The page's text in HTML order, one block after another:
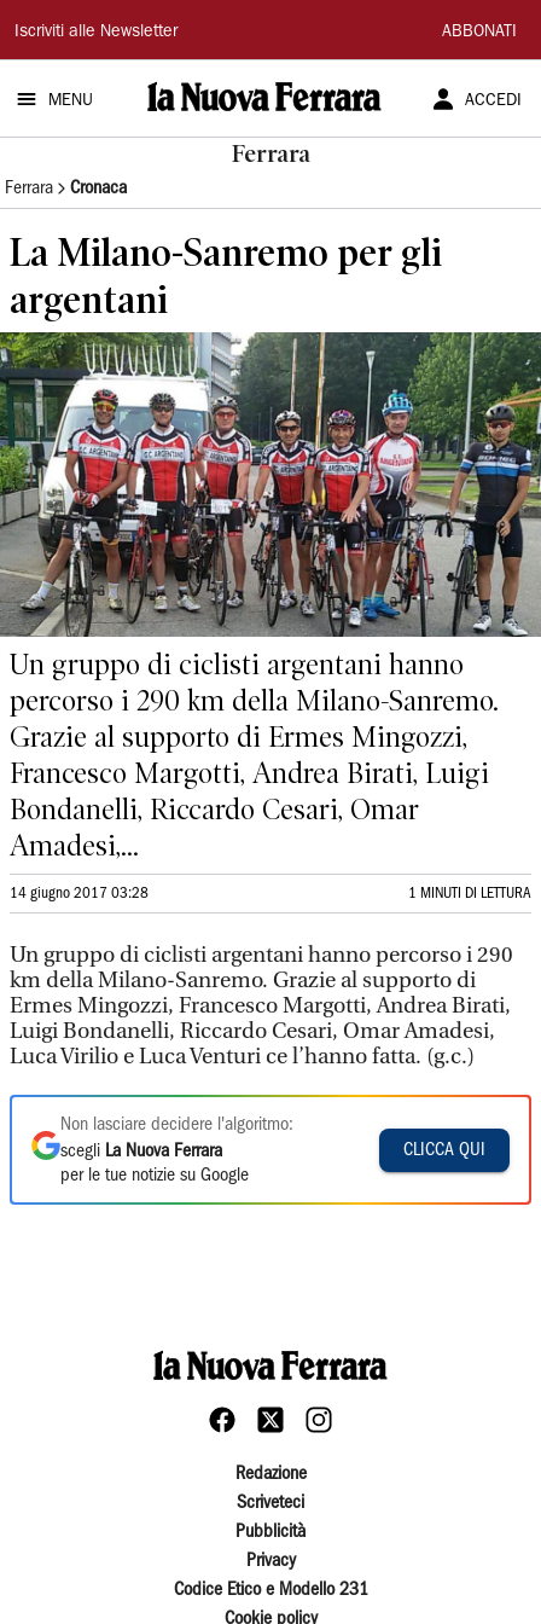
La
Nuova
Ferrara
Iscriviti alle Newsletter ABBONATI
MENU ACCEDI
Ferrara
Ferrara Cronaca
La Milano-Sanremo per gli
argentani
Un gruppo di ciclisti argentani hanno
percorso i 290 km della Milano-Sanremo.
Grazie al supporto di Ermes Mingozzi,
Francesco Margotti, Andrea Birati, Luigi
Bondanelli, Riccardo Cesari, Omar
Amadesi,...
14 giugno 2017 03:28 1 MINUTI DI LETTURA
Un gruppo di ciclisti argentani hanno percorso i 290
km della Milano-Sanremo. Grazie al supporto di
Ermes Mingozzi, Francesco Margotti, Andrea Birati,
Luigi Bondanelli, Riccardo Cesari, Omar Amadesi,
Luca Virilio e Luca Venturi ce l’hanno fatta. (g.c.)
Non lasciare decidere l'algoritmo:
scegli La Nuova Ferrara
per le tue notizie su Google
CLICCA QUI
Redazione
Scriveteci
Pubblicità
Privacy
Codice Etico e Modello 231
Cookie policy